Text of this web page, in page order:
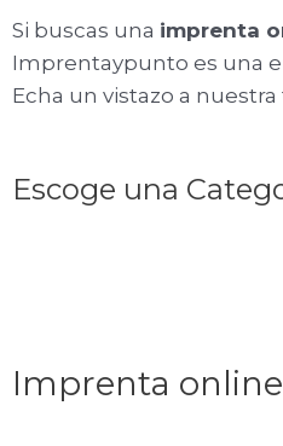
Si buscas una imprenta
Imprentaypunto es una
Echa un vistazo a
Escoge una
Imprenta